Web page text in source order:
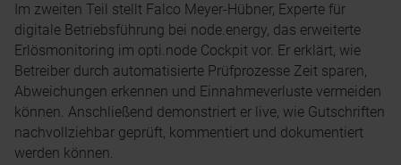
Im zweiten Teil stellt Falco Meyer-Hübner, Experte für
digitale Betriebsführung bei node.energy, das erweiterte
Erlösmonitoring im opti.node Cockpit vor. Er erklärt, wie
Betreiber durch automatisierte Prüfprozesse Zeit sparen,
Abweichungen erkennen und Einnahmeverluste vermeiden
können. Anschließend demonstriert er live, wie Gutschriften
nachvollziehbar geprüft, kommentiert und dokumentiert
werden können.